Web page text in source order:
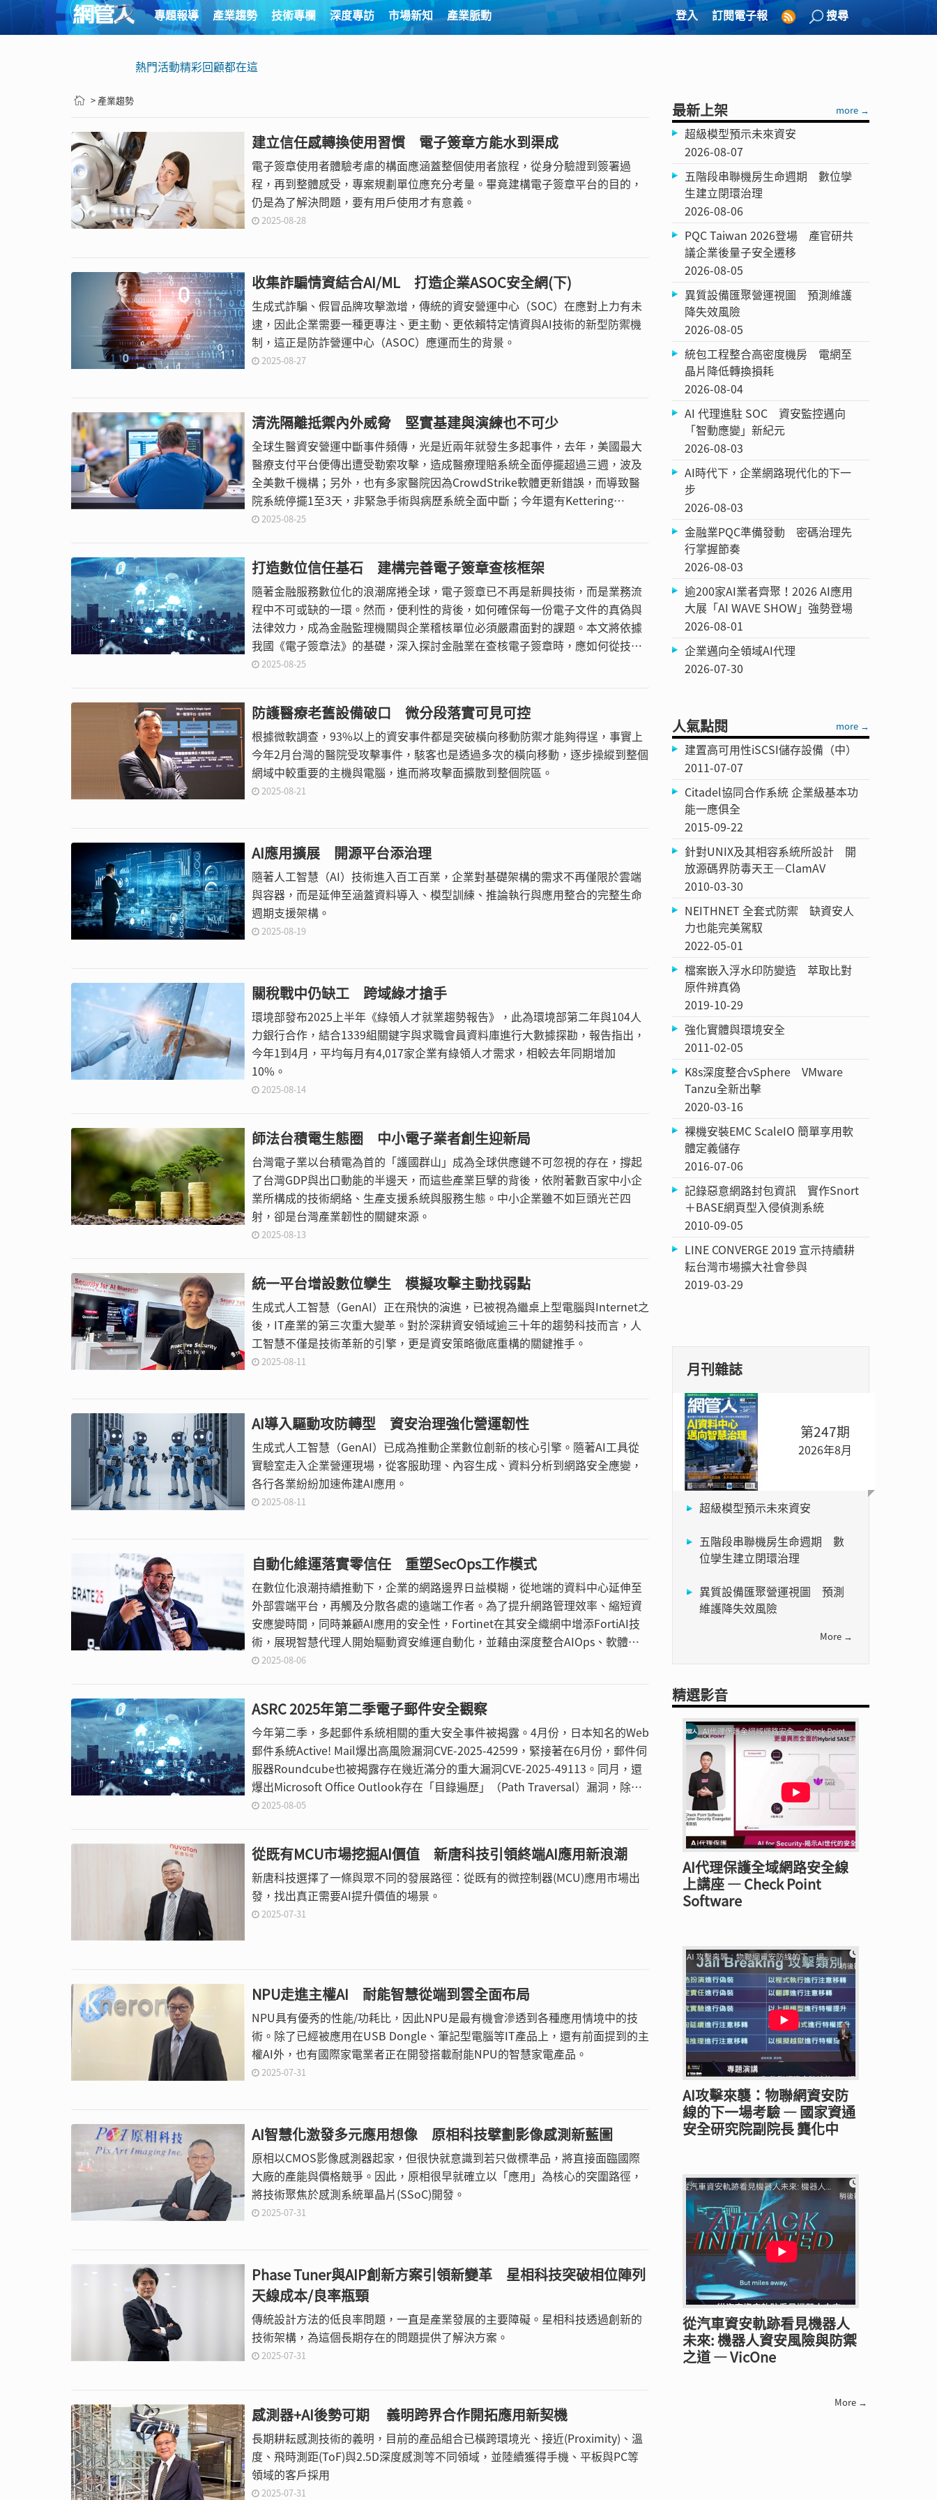
專題報導 產業趨勢 技術專欄 深度專訪 市場新知 產業脈動 登入 訂閱電子報 搜尋
熱門活動精彩回顧都在這
> 產業趨勢
建立信任感轉換使用習慣 電子簽章方能水到渠成
電子簽章使用者體驗考慮的構面應涵蓋整個使用者旅程，從身分驗證到簽署過
程，再到整體感受，專案規劃單位應充分考量。畢竟建構電子簽章平台的目的，
仍是為了解決問題，要有用戶使用才有意義。
2025-08-28
收集詐騙情資結合AI/ML 打造企業ASOC安全網(下)
生成式詐騙、假冒品牌攻擊激增，傳統的資安營運中心（SOC）在應對上力有未
逮，因此企業需要一種更專注、更主動、更依賴特定情資與AI技術的新型防禦機
制，這正是防詐營運中心（ASOC）應運而生的背景。
2025-08-27
清洗隔離抵禦內外威脅 堅實基建與演練也不可少
全球生醫資安營運中斷事件頻傳，光是近兩年就發生多起事件，去年，美國最大
醫療支付平台便傳出遭受勒索攻擊，造成醫療理賠系統全面停擺超過三週，波及
全美數千機構；另外，也有多家醫院因為CrowdStrike軟體更新錯誤，而導致醫
院系統停擺1至3天，非緊急手術與病歷系統全面中斷；今年還有Kettering
Health遭網路攻擊事件，造成大量就診患者需轉院，損失仍在調查中，以及台灣
2025-08-25
打造數位信任基石 建構完善電子簽章查核框架
隨著金融服務數位化的浪潮席捲全球，電子簽章已不再是新興技術，而是業務流
程中不可或缺的一環。然而，便利性的背後，如何確保每一份電子文件的真偽與
法律效力，成為金融監理機關與企業稽核單位必須嚴肅面對的課題。本文將依據
我國《電子簽章法》的基礎，深入探討金融業在查核電子簽章時，應如何從技
術、流程及業務合規三大面向，建立一個完整且有效的查核框架。
2025-08-25
防護醫療老舊設備破口 微分段落實可見可控
根據微軟調查，93%以上的資安事件都是突破橫向移動防禦才能夠得逞，事實上
今年2月台灣的醫院受攻擊事件，駭客也是透過多次的橫向移動，逐步操縱到整個
網域中較重要的主機與電腦，進而將攻擊面擴散到整個院區。
2025-08-21
AI應用擴展 開源平台添治理
隨著人工智慧（AI）技術進入百工百業，企業對基礎架構的需求不再僅限於雲端
與容器，而是延伸至涵蓋資料導入、模型訓練、推論執行與應用整合的完整生命
週期支援架構。
2025-08-19
關稅戰中仍缺工 跨域綠才搶手
環境部發布2025上半年《綠領人才就業趨勢報告》，此為環境部第二年與104人
力銀行合作，結合1339組關鍵字與求職會員資料庫進行大數據探勘，報告指出，
今年1到4月，平均每月有4,017家企業有綠領人才需求，相較去年同期增加
10%。
2025-08-14
師法台積電生態圈 中小電子業者創生迎新局
台灣電子業以台積電為首的「護國群山」成為全球供應鏈不可忽視的存在，撐起
了台灣GDP與出口動能的半邊天，而這些產業巨擘的背後，依附著數百家中小企
業所構成的技術網絡、生產支援系統與服務生態。中小企業雖不如巨頭光芒四
射，卻是台灣產業韌性的關鍵來源。
2025-08-13
統一平台增設數位孿生 模擬攻擊主動找弱點
生成式人工智慧（GenAI）正在飛快的演進，已被視為繼桌上型電腦與Internet之
後，IT產業的第三次重大變革。對於深耕資安領域逾三十年的趨勢科技而言，人
工智慧不僅是技術革新的引擎，更是資安策略徹底重構的關鍵推手。
2025-08-11
AI導入驅動攻防轉型 資安治理強化營運韌性
生成式人工智慧（GenAI）已成為推動企業數位創新的核心引擎。隨著AI工具從
實驗室走入企業營運現場，從客服助理、內容生成、資料分析到網路安全應變，
各行各業紛紛加速佈建AI應用。
2025-08-11
自動化維運落實零信任 重塑SecOps工作模式
在數位化浪潮持續推動下，企業的網路邊界日益模糊，從地端的資料中心延伸至
外部雲端平台，再觸及分散各處的遠端工作者。為了提升網路管理效率、縮短資
安應變時間，同時兼顧AI應用的安全性，Fortinet在其安全織網中增添FortiAI技
術，展現智慧代理人開始驅動資安維運自動化，並藉由深度整合AIOps、軟體定
義廣域網路（SD-WAN）、安全存取服務邊緣（SASE）及威脅獵捕能力，引領企
2025-08-06
ASRC 2025年第二季電子郵件安全觀察
今年第二季，多起郵件系統相關的重大安全事件被揭露。4月份，日本知名的Web
郵件系統Active! Mail爆出高風險漏洞CVE-2025-42599，緊接著在6月份，郵件伺
服器Roundcube也被揭露存在幾近滿分的重大漏洞CVE-2025-49113。同月，還
爆出Microsoft Office Outlook存在「目錄遍歷」（Path Traversal）漏洞，除此
之外，還觀察到大量濫用合法信任來源的釣魚郵件活動。
2025-08-05
從既有MCU市場挖掘AI價值 新唐科技引領終端AI應用新浪潮
新唐科技選擇了一條與眾不同的發展路徑：從既有的微控制器(MCU)應用市場出
發，找出真正需要AI提升價值的場景。
2025-07-31
NPU走進主權AI 耐能智慧從端到雲全面布局
NPU具有優秀的性能/功耗比，因此NPU是最有機會滲透到各種應用情境中的技
術。除了已經被應用在USB Dongle、筆記型電腦等IT產品上，還有前面提到的主
權AI外，也有國際家電業者正在開發搭載耐能NPU的智慧家電產品。
2025-07-31
AI智慧化激發多元應用想像 原相科技擘劃影像感測新藍圖
原相以CMOS影像感測器起家，但很快就意識到若只做標準品，將直接面臨國際
大廠的產能與價格競爭。因此，原相很早就確立以「應用」為核心的突圍路徑，
將技術聚焦於感測系統單晶片(SSoC)開發。
2025-07-31
Phase Tuner與AIP創新方案引領新變革 星相科技突破相位陣列
天線成本/良率瓶頸
傳統設計方法的低良率問題，一直是產業發展的主要障礙。星相科技透過創新的
技術架構，為這個長期存在的問題提供了解決方案。
2025-07-31
感測器+AI後勢可期 義明跨界合作開拓應用新契機
長期耕耘感測技術的義明，目前的產品組合已橫跨環境光、接近(Proximity)、溫
度、飛時測距(ToF)與2.5D深度感測等不同領域，並陸續獲得手機、平板與PC等
領域的客戶採用
2025-07-31
最新上架 more →
超級模型預示未來資安
2026-08-07
五階段串聯機房生命週期 數位孿
生建立閉環治理
2026-08-06
PQC Taiwan 2026登場 產官研共
議企業後量子安全遷移
2026-08-05
異質設備匯聚營運視圖 預測維護
降失效風險
2026-08-05
統包工程整合高密度機房 電網至
晶片降低轉換損耗
2026-08-04
AI 代理進駐 SOC 資安監控邁向
「智動應變」新紀元
2026-08-03
AI時代下，企業網路現代化的下一
步
2026-08-03
金融業PQC準備發動 密碼治理先
行掌握節奏
2026-08-03
逾200家AI業者齊聚！2026 AI應用
大展「AI WAVE SHOW」強勢登場
2026-08-01
企業邁向全領域AI代理
2026-07-30
人氣點閱 more →
建置高可用性iSCSI儲存設備（中）
2011-07-07
Citadel協同合作系統 企業級基本功
能一應俱全
2015-09-22
針對UNIX及其相容系統所設計 開
放源碼界防毒天王—ClamAV
2010-03-30
NEITHNET 全套式防禦 缺資安人
力也能完美駕馭
2022-05-01
檔案嵌入浮水印防變造 萃取比對
原件辨真偽
2019-10-29
強化實體與環境安全
2011-02-05
K8s深度整合vSphere VMware
Tanzu全新出擊
2020-03-16
裸機安裝EMC ScaleIO 簡單享用軟
體定義儲存
2016-07-06
記錄惡意網路封包資訊 實作Snort
＋BASE網頁型入侵偵測系統
2010-09-05
LINE CONVERGE 2019 宣示持續耕
耘台灣市場擴大社會參與
2019-03-29
月刊雜誌
第247期
2026年8月
超級模型預示未來資安
五階段串聯機房生命週期 數
位孿生建立閉環治理
異質設備匯聚營運視圖 預測
維護降失效風險
More →
精選影音
AI代理保護全域網路安全線
上講座 — Check Point
Software
AI攻擊來襲：物聯網資安防
線的下一場考驗 — 國家資通
安全研究院副院長 龔化中
從汽車資安軌跡看見機器人
未來: 機器人資安風險與防禦
之道 — VicOne
More →